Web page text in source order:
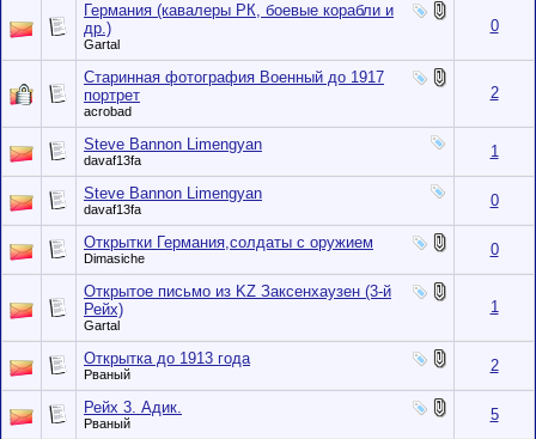
Германия (кавалеры РК, боевые корабли и
др.)
Gartal
0
Старинная фотография Военный до 1917
портрет
acrobad
2
Steve Bannon Limengyan
davaf13fa 1
Steve Bannon Limengyan
davaf13fa 0
Открытки Германия,солдаты с оружием
Dimasiche 0
Открытое письмо из KZ Заксенхаузен (3-й
Рейх)
Gartal
1
Открытка до 1913 года
Рваный 2
Рейх 3. Адик.
Рваный 5